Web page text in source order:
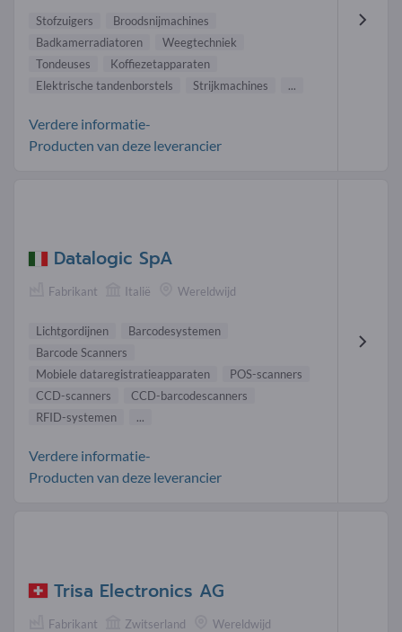
Stofzuigers
Broodsnijmachines
Badkamerradiatoren
Weegtechniek
Tondeuses
Koffiezetapparaten
Elektrische tandenborstels
Strijkmachines ...
Verdere informatie-
Producten van deze leverancier
Datalogic SpA
Fabrikant Italië Wereldwijd
Lichtgordijnen
Barcodesystemen
Barcode Scanners
Mobiele dataregistratieapparaten
POS-scanners
CCD-scanners
CCD-barcodescanners
RFID-systemen
...
Verdere informatie-
Producten van deze leverancier
Trisa Electronics AG
Fabrikant Zwitserland Wereldwijd